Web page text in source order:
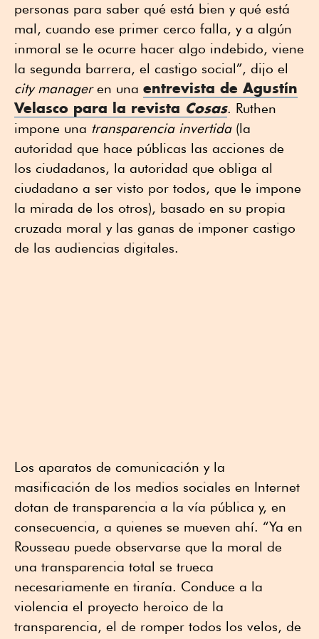
personas para saber qué está bien y qué está
mal, cuando ese primer cerco falla, y a algún
inmoral se le ocurre hacer algo indebido, viene
la segunda barrera, el castigo social”, dijo el
city manageren una entrevista de Agustín
Velasco para la revista Cosas. Ruthen
impone una transparencia invertida(la
autoridad que hace públicas las acciones de
los ciudadanos, la autoridad que obliga al
ciudadano a ser visto por todos, que le impone
la mirada de los otros), basado en su propia
cruzada moral y las ganas de imponer castigo
de las audiencias digitales.
Los aparatos de comunicación y la
masificación de los medios sociales en Internet
dotan de transparencia a la vía pública y, en
consecuencia, a quienes se mueven ahí. “Ya en
Rousseau puede observarse que la moral de
una transparencia total se trueca
necesariamente en tiranía. Conduce a la
violencia el proyecto heroico de la
transparencia, el de romper todos los velos, de